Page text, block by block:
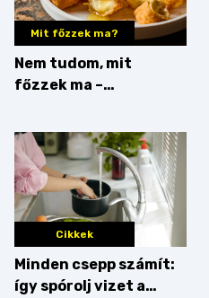
Mit főzzek ma?
Nem tudom, mit
főzzek ma –
camembert
Cikkek
Minden csepp számít:
így spórolj vizet a